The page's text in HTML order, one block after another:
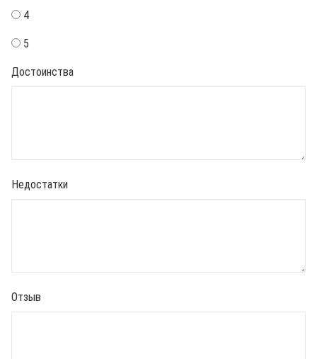
4
5
Достоинства
Недостатки
Отзыв